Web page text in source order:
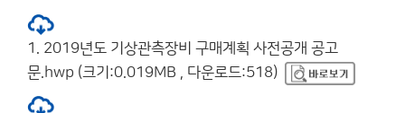
1. 2019년도 기상관측장비 구매계획 사전공개 공고
문.hwp (크기:0.019MB , 다운로드:518)